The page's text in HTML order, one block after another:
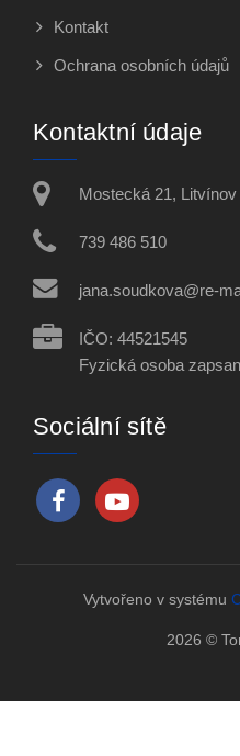
Kontakt
Ochrana osobních údajů
Kontaktní údaje
Mostecká 21, Litvínov
739 486 510
jana.soudkova@re-
IČO: 44521545
Fyzická osoba
Sociální sítě
Vytvořeno v systému
2026 ©